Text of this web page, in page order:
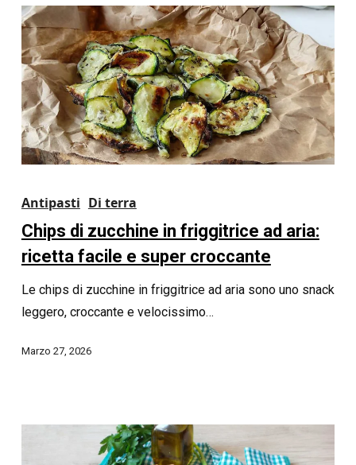
Antipasti Di terra
Chips di zucchine in friggitrice ad aria:
ricetta facile e super croccante
Le chips di zucchine in friggitrice ad aria sono uno snack
leggero, croccante e velocissimo…
Marzo 27, 2026